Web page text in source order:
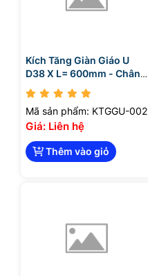
Kích Tăng Giàn Giáo U
D38 X L= 600mm - Chân
Kích U
Mã sản phẩm: KTGGU-002
Giá: Liên hệ
Thêm vào giỏ